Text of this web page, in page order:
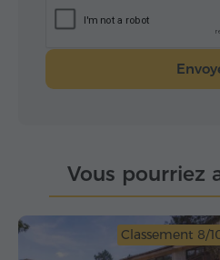
Vous pourriez
Classement 8/